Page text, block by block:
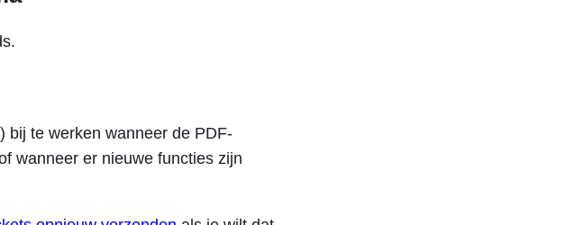
bij te werken wanneer de PDF-
wanneer er nieuwe functies zijn